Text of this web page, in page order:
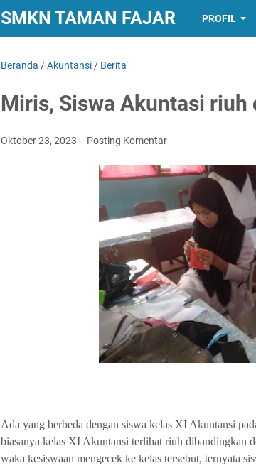
SMKN TAMAN FAJAR PROFIL
Beranda /Akuntansi / Berita
Miris, Siswa Akuntasi riuh
Oktober 23, 2023 Posting Komentar
Ada yang berbeda dengan siswa kelas XI Akuntansi
biasanya kelas XI Akuntansi terlihat riuh dibandingkan
waka kesiswaan mengecek ke kelas tersebut, ternyata